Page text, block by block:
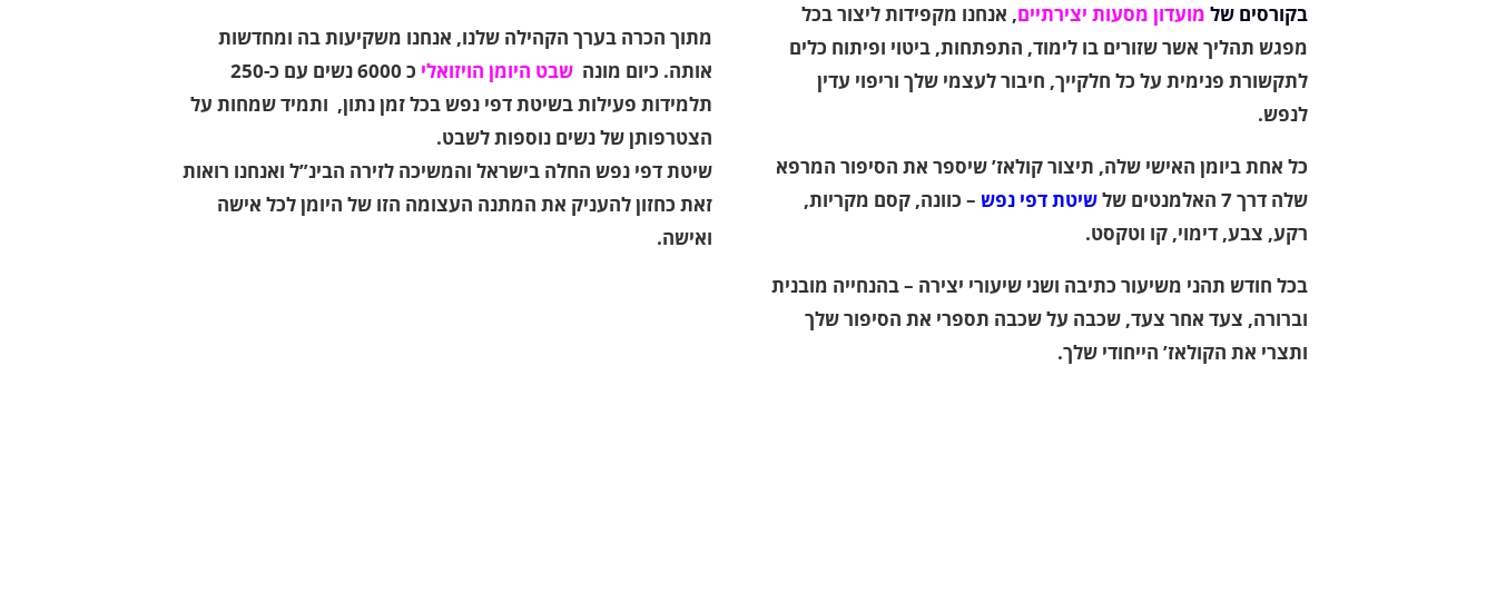
מתוך הכרה בערך הקהילה שלנו, אנחנו משקיעות בה ומחדשות
אותה. כיום מונהשבט היומן הויזואלי
כ 6000 נשים עם כ-250
תלמידות פעילות בשיטת דפי נפש בכל זמן נתון, ותמיד שמחות על
הצטרפותן של נשים נוספות לשבט.
שיטת דפי נפש החלה בישראל והמשיכה לזירה הבינ”ל ואנחנו רואות
זאת כחזון להעניק את המתנה העצומה הזו של היומן לכל אישה
ואישה.
בקורסים של מועדון מסעות יצירתיים, אנחנו מקפידות ליצור בכל
מפגש תהליך אשר שזורים בו לימוד, התפתחות, ביטוי ופיתוח כלים
לתקשורת פנימית על כל חלקייך, חיבור לעצמי שלך וריפוי עדין
לנפש.
כל אחת ביומן האישי שלה, תיצור קולאז’ שיספר את הסיפור המרפא
שלה דרך 7 האלמנטים של
שיטת דפי נפש – כוונה, קסם מקריות,
רקע, צבע, דימוי, קו וטקסט.
בכל חודש תהני משיעור כתיבה ושני שיעורי יצירה – בהנחייה מובנית
וברורה, צעד אחר צעד, שכבה על שכבה תספרי את הסיפור שלך
ותצרי את הקולאז’ הייחודי שלך.